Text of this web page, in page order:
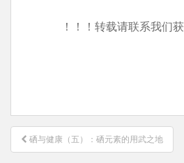
！！！转载请联系我们
文
章
硒与健康（五）：硒元素的用武之地